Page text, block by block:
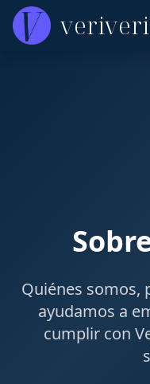
veriveri
Quiénes somos,
ayudamos a
cumplir con